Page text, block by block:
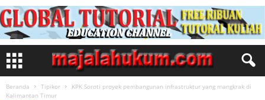
Beranda Tipikor
KPK Soroti proyek pembangunan infrastruktur yang mangkrak di
Kalimantan Timur